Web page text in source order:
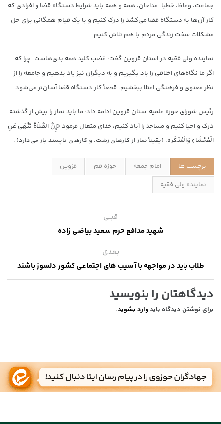
جماعت، وعاظ، خطبا، مداحان، همه و همه باید شرایط دستگاه قضا و افرادی که
کار آن‌ها به دستگاه قضا می‌کشد را درک کنیم و با یک قیام همگانی برای حل
مشکلات سخت زندگی مردم با هم تلاش کنیم.
نماینده ولی فقیه در استان قزوین گفت: غضب کلید همه بدی‌هاست، چرا که
اگر ما نگاه‌های اخلاقی را یاد بگیریم و به دیگران نیز یاد بدهیم و جامعه را از
نظر معنوی و فرهنگی اعتلا ببخشیم، قطعاً کار دستگاه قضا آسان‌تر می‌شود.
رئیس شورای حوزه علمیه استان قزوین ادامه داد: ما باید نماز را بیش از گذشته
درک و احیا کنیم و مساجد را آباد کنیم، خدای متعال فرمود «إِنَّ الصَّلَاةَ تَنْهَی عَنِ
الْفَحْشَاءِ وَالْمُنْکَر»، (یقیناً نماز از کارهای زشت، و کارهای ناپسند باز می‌دارد) .
برچسب ها امام جمعه حوزه قم
قزوین
نماینده ولی فقیه
قبلی
شهید مدافع حرم سعید بیاضی زاده
بعدی
طلاب باید در مواجهه با آسیب های اجتماعی کشور دلسوز باشند
دیدگاهتان را بنویسید
برای نوشتن دیدگاه باید وارد بشوید.